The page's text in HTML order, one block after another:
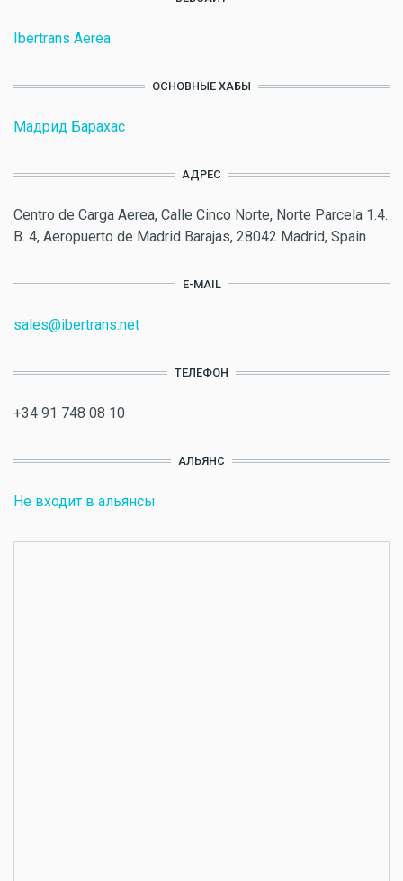
Ibertrans Aerea
ОСНОВНЫЕ ХАБЫ
Мадрид Барахас
АДРЕС
Centro de Carga Aerea, Calle Cinco Norte, Norte Parcela 1.4.
B. 4, Aeropuerto de Madrid Barajas, 28042 Madrid, Spain
E-MAIL
sales@ibertrans.net
ТЕЛЕФОН
+34 91 748 08 10
АЛЬЯНС
Не входит в альянсы